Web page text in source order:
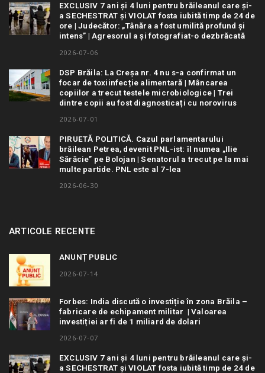
EXCLUSIV 7 ani și 4 luni pentru brăileanul care și-
a SECHESTRAT și VIOLAT fosta iubită timp de 24 de
ore | Judecător: „Tânăra a fost umilită profund și
intens” | Agresorul a și fotografiat-o dezbrăcată
2026-07-06
DSP Brăila: La Creșa nr. 4 nu s-a confirmat un
focar de toxiinfecție alimentară | Mâncarea
copiilor a trecut testele microbiologice | Trei
dintre copii au fost diagnosticați cu norovirus
2026-07-01
PIRUETĂ POLITICĂ. Cazul parlamentarului
brăilean Petrea, devenit PNL-ist: îl numea „Ilie
Sărăcie” pe Bolojan | Senatorul a trecut pe la mai
multe partide. PNL este al 7-lea
2026-06-30
ARTICOLE RECENTE
ANUNȚ PUBLIC
2026-07-14
Forbes: India discută o investiție în zona Brăila –
fabricare de echipament militar | Valoarea
investiției ar fi de 1 miliard de dolari
2026-07-07
EXCLUSIV 7 ani și 4 luni pentru brăileanul care și-
a SECHESTRAT și VIOLAT fosta iubită timp de 24 de